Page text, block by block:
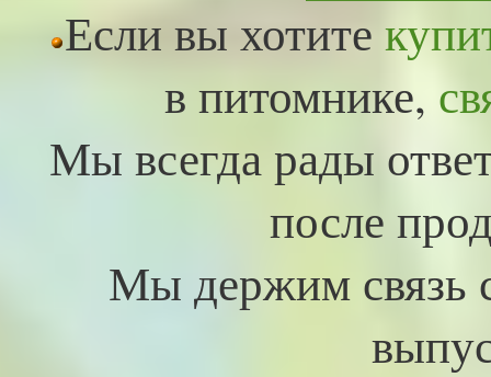
Если вы хотите
в питомнике,
Мы всегда рады
после
Мы держим связь